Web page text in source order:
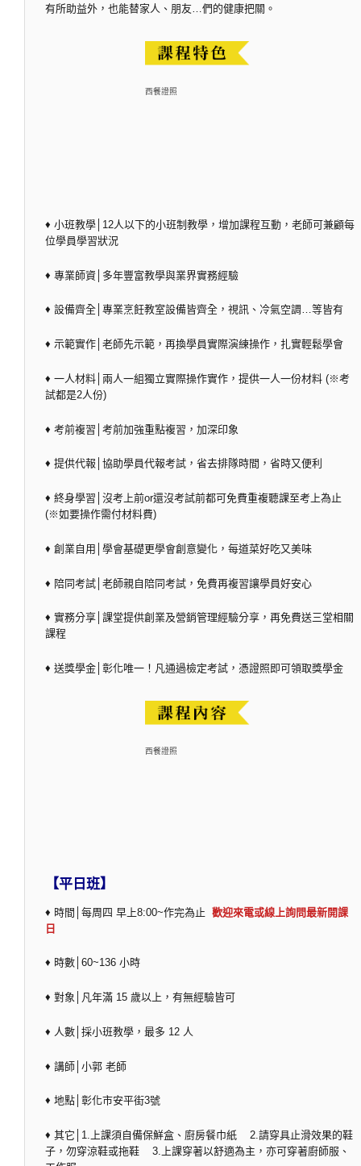
有所助益外，也能替家人、朋友…們的健康把關。
西餐證照
♦ 小班教學│12人以下的小班制教學，增加課程互動，老師可兼顧每
位學員學習狀況
♦ 專業師資│多年豐富教學與業界實務經驗
♦ 設備齊全│專業烹飪教室設備皆齊全，視訊、冷氣空調…等皆有
♦ 示範實作│老師先示範，再換學員實際演練操作，扎實輕鬆學會
♦ 一人材料│兩人一組獨立實際操作實作，提供一人一份材料 (※考
試都是2人份)
♦ 考前複習│考前加強重點複習，加深印象
♦ 提供代報│協助學員代報考試，省去排隊時間，省時又便利
♦ 終身學習│沒考上前or還沒考試前都可免費重複聽課至考上為止
(※如要操作需付材料費)
♦ 創業自用│學會基礎更學會創意變化，每道菜好吃又美味
♦ 陪同考試│老師親自陪同考試，免費再複習讓學員好安心
♦ 實務分享│課堂提供創業及營銷管理經驗分享，再免費送三堂相關
課程
♦ 送獎學金│彰化唯一！凡通過檢定考試，憑證照即可領取獎學金
西餐證照
【平日班】
♦ 時間│每周四 早上8:00~作完為止 歡迎來電或線上詢問最新開課
日
♦ 時數│60~136 小時
♦ 對象│凡年滿 15 歲以上，有無經驗皆可
♦ 人數│採小班教學，最多 12 人
♦ 講師│小郭 老師
♦ 地點│彰化市安平街3號
♦ 其它│1.上課須自備保鮮盒、廚房餐巾紙 2.請穿具止滑效果的鞋
子，勿穿涼鞋或拖鞋 3.上課穿著以舒適為主，亦可穿著廚師服、